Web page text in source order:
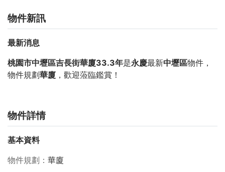
物件新訊
最新消息
桃園市中壢區吉長街華廈33.3年是永慶最新中壢區物件，
物件規劃華廈 ，歡迎蒞臨鑑賞！
物件詳情
基本資料
物件規劃
華廈